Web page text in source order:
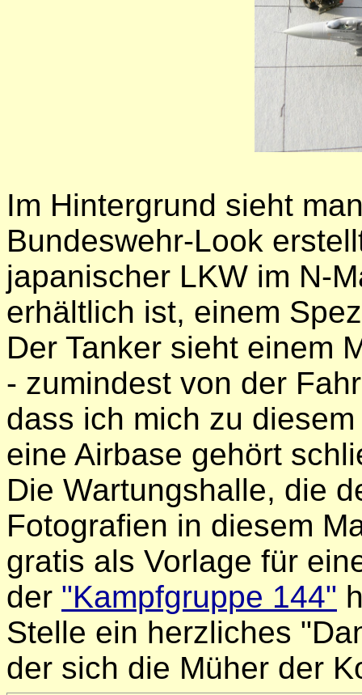
Im Hintergrund sieht
Bundeswehr-Look
japanischer LKW im N-
erhältlich ist, einem
Der Tanker sieht einem
- zumindest von der
dass ich mich zu
eine Airbase gehört
Die Wartungshalle, die
Fotografien in diesem
gratis als Vorlage für
der "Kampfgruppe 144"
Stelle ein herzliches
der sich die Müher der